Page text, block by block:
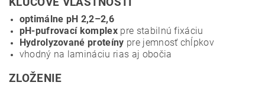
optimálne pH 2,2–2,6
pH-pufrovací komplex pre stabilnú fixáciu
Hydrolyzované proteíny pre jemnosť chĺpkov
vhodný na lamináciu rias aj obočia
ZLOŽENIE